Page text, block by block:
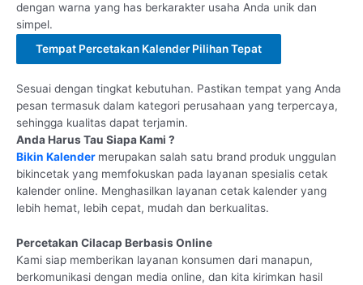
dengan warna yang has berkarakter usaha Anda unik dan
simpel.
Tempat Percetakan Kalender Pilihan Tepat
Sesuai dengan tingkat kebutuhan. Pastikan tempat yang Anda
pesan termasuk dalam kategori perusahaan yang terpercaya,
sehingga kualitas dapat terjamin.
Anda Harus Tau Siapa Kami ?
Bikin Kalender merupakan salah satu brand produk unggulan
bikincetak yang memfokuskan pada layanan spesialis cetak
kalender online. Menghasilkan layanan cetak kalender yang
lebih hemat, lebih cepat, mudah dan berkualitas.
Percetakan Cilacap Berbasis Online
Kami siap memberikan layanan konsumen dari manapun,
berkomunikasi dengan media online, dan kita kirimkan hasil